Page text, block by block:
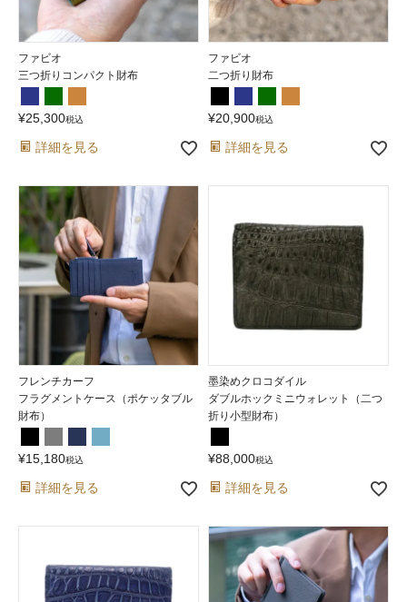
ファビオ
三つ折りコンパクト財布
¥25,300税込
詳細を見る
ファビオ
二つ折り財布
¥20,900税込
詳細を見る
フレンチカーフ
フラグメントケース（ポケッタブル
財布）
¥15,180税込
詳細を見る
墨染めクロコダイル
ダブルホックミニウォレット（二つ
折り小型財布）
¥88,000税込
詳細を見る